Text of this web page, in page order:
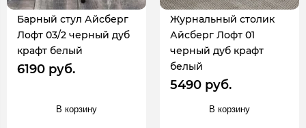
Барный стул Айсберг
Лофт 03/2 черный дуб
крафт белый
6190 руб.
В корзину
Журнальный столик
Айсберг Лофт 01
черный дуб крафт
белый
5490 руб.
В корзину